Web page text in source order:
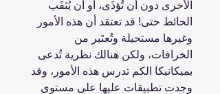
الأخرى دون ‏أن تُؤذَى، أو أن يُثقَب
الحائط حتى! قد تعتقد أن هذه الأمور
وغيرها مستحيلة وتُعتَبر من
الخرافات، ‏ولكن هنالك نظرية تُدعى
بميكانيكا الكم تدرس هذه الأمور، وقد
وجدت تطبيقات عليها على مستوى